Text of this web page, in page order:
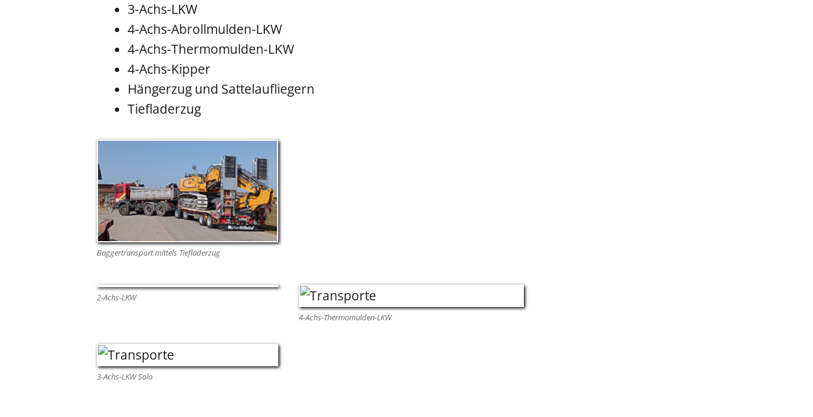
3-Achs-LKW
4-Achs-Abrollmulden-LKW
4-Achs-Thermomulden-LKW
4-Achs-Kipper
Hängerzug und Sattelaufliegern
Tiefladerzug
Baggertransport mittels Tiefladerzug
2-Achs-LKW
4-Achs-Thermomulden-LKW
3-Achs-LKW Solo